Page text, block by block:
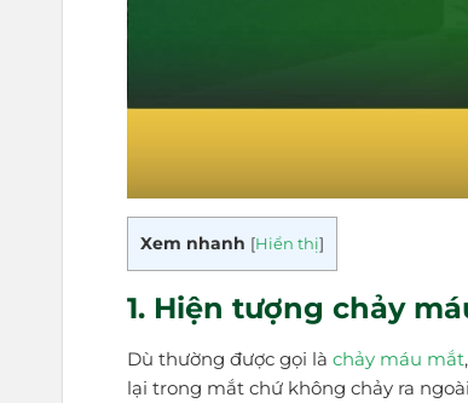
Xem nhanh [Hiển thị]
1. Hiện tượng chảy
Dù thường được gọi làchảy máu mắt
lại trong mắt chứ không chảy ra